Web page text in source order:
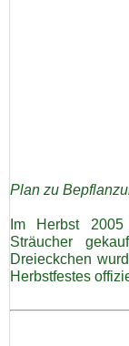
Plan zu
Im Herbst
Sträucher
Dreieckchen
Herbstfestes